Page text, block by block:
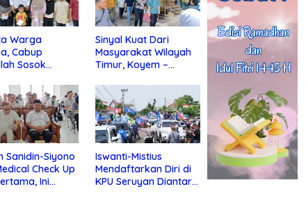
Warga
Cabup
Sosok
Sinyal Kuat Dari
Masyarakat Wilayah
Timur, Koyem –
di Kotim
Sanidin-Siyono
Check Up
Ini
Iswanti-Mistius
Mendaftarkan Diri di
KPU Seruyan Diantar